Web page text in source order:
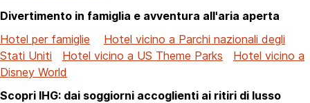
Divertimento in famiglia e avventura all'aria aperta
Hotel per famiglie
Hotel vicino a Parchi nazionali degli
Stati Uniti
Hotel vicino a US Theme Parks
Hotel vicino a
Disney World
Scopri IHG: dai soggiorni accoglienti ai ritiri di lusso